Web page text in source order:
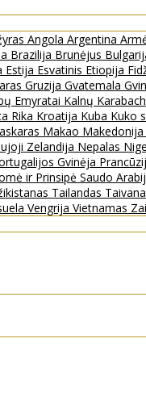
Angola Argentina
Brazilija Brunėjus
Estija Esvatinis Etiopija
Gruzija Gvatemala
Emyratai Kalnų
Rika Kroatija Kuba Kuko
Makao Makedonija
Zelandija Nepalas
Gvinėja
ir Prinsipė Saudo
Tailandas
Vengrija Vietnamas